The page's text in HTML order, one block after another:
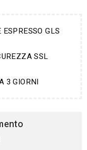
GLS
SSL
3 GIORNI